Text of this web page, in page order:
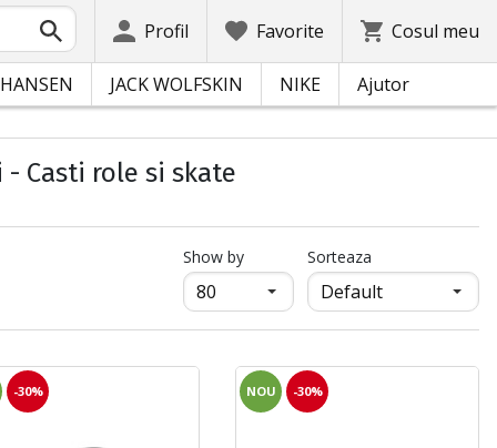
Profil Favorite Cosul meu
JACK WOLFSKIN NIKE Ajutor
- Casti role si skate
Show byпродукти на страница
Sorteaza
-30% NOU -30%